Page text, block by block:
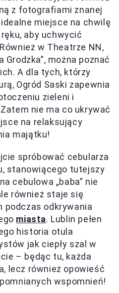
z fotografiami znanej
miejsce na chwilę
aby uchwycić
w Theatrze NN,
Grodzka”, można poznać
A dla tych, którzy
Ogród Saski zapewnia
zieleni i
nie ma co ukrywać
na relaksujący
majątku!
spróbować cebularza
stanowiącego tutejszy
cebulowa „baba” nie
również staje się
podczas odkrywania
miasta. Lublin pełen
historia otula
jak ciepły szal w
– będąc tu, każda
lecz również opowieść
wspomnień!